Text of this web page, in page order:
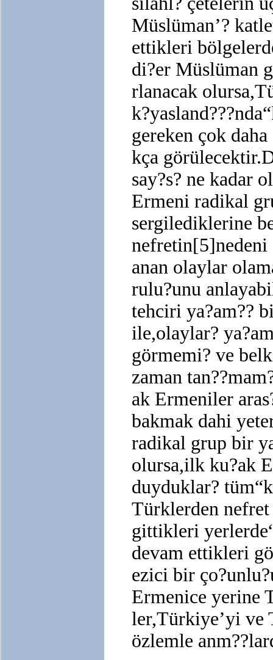
Müslüman’?
ettikleri
di?er Müslüman
rlanacak
gereken çok
kça
say?s? ne kadar
Ermeni radikal
sergilediklerine
nefretin[5]nedeni
anan olaylar
rulu?unu
tehciri ya?am??
ile,olaylar?
görmemi? ve
zaman
ak Ermeniler
bakmak dahi
radikal grup bir
olursa,ilk ku?ak
duyduklar?
Türklerden
gittikleri
devam ettikleri
ezici bir
Ermenice yerine
ler,Türkiye’yi ve
özlemle